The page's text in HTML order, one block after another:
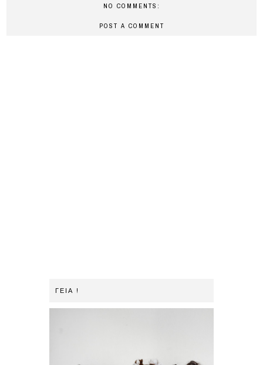
NO COMMENTS:
POST A COMMENT
ΓΕΙΑ !